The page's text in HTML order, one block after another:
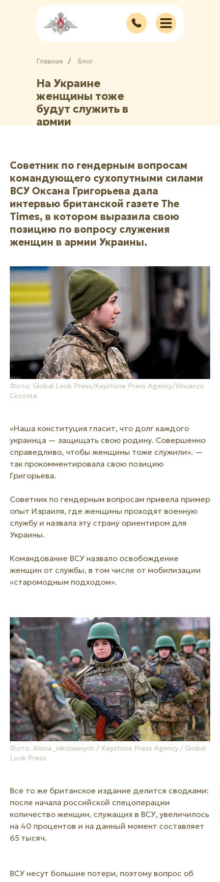
На Украине
женщины тоже
будут служить в
армии
Главная / Блог
/
Советник по гендерным вопросам
командующего сухопутными силами
ВСУ Оксана Григорьева дала
интервью британской газете The
Times, в котором выразила свою
позицию по вопросу служения
женщин в армии Украины.
Фото: Global Look Press/Keystone Press Agency/Vincenzo
Circosta
«Наша конституция гласит, что долг каждого
украинца — защищать свою родину. Совершенно
справедливо, чтобы женщины тоже служили». —
так прокомментировала свою позицию
Григорьева.
Советник по гендерным вопросам привела пример
опыт Израиля, где женщины проходят военную
службу и назвала эту страну ориентиром для
Украины.
Командование ВСУ назвало освобождение
женщин от службы, в том числе от мобилизации
«старомодным подходом».
Фото: Alona_nikolaievych / Keystone Press Agency / Global
Look Press
Все то же британское издание делится сводками:
после начала российской спецоперации
количество женщин, служащих в ВСУ, увеличилось
на 40 процентов и на данный момент составляет
65 тысяч.
ВСУ несут большие потери, поэтому вопрос об